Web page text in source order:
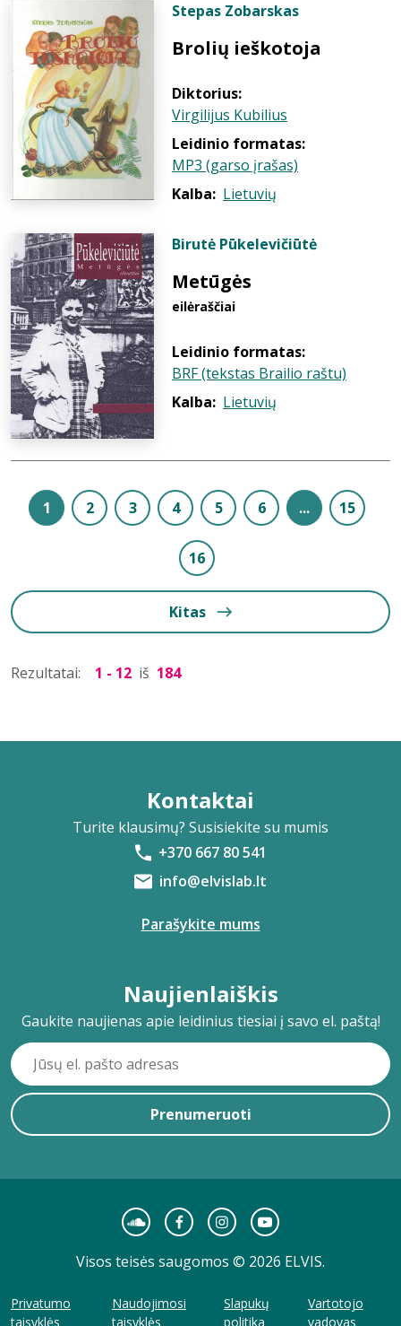
Stepas Zobarskas
Brolių ieškotoja
Diktorius:
Virgilijus Kubilius
Leidinio formatas:
MP3 (garso įrašas)
Kalba: Lietuvių
Birutė Pūkelevičiūtė
Metūgės
eilėraščiai
Leidinio formatas:
BRF (tekstas Brailio raštu)
Kalba: Lietuvių
1 2 3 4 5 6 ... 15
16
Kitas
Rezultatai: 1 - 12 iš 184
Kontaktai
Turite klausimų? Susisiekite su mumis
+370 667 80 541
info@elvislab.lt
Parašykite mums
Naujienlaiškis
Gaukite naujienas apie leidinius tiesiai į savo el. paštą!
Prenumeruoti
Visos teisės saugomos © 2026 ELVIS.
Privatumo
taisyklės
Naudojimosi
taisyklės
Slapukų
politika
Vartotojo
vadovas